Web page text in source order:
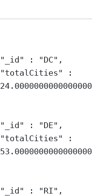
"_id"
: "DC" ,
"totalCities"
24.0000000000000000
"_id"
: "DE" ,
"totalCities"
53.0000000000000000
"_id"
: "RI" ,